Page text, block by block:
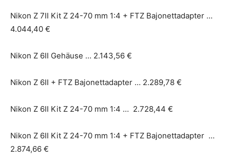
Nikon Z 7II Kit Z 24-70 mm 1:4 + FTZ Bajonettadapter …
4.044,40 €
Nikon Z 6II Gehäuse … 2.143,56 €
Nikon Z 6II + FTZ Bajonettadapter … 2.289,78 €
Nikon Z 6II Kit Z 24-70 mm 1:4 … 2.728,44 €
Nikon Z 6II Kit Z 24-70 mm 1:4 + FTZ Bajonettadapter …
2.874,66 €